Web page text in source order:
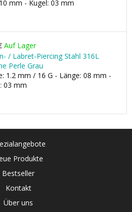
mm - Kugel: 03 mm
Auf Lager
/ Labret-Piercing Stahl 316L
Perle Grau
1.2 mm / 16 G - Länge: 08 mm -
03 mm
Produkte
Bestseller
Kontakt
Über uns